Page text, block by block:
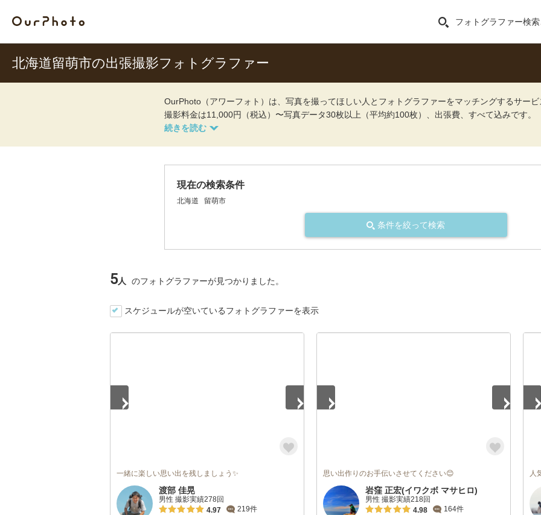
フォトグラファー検索
北海道留萌市の出張撮影フォトグラファー
OurPhoto（アワーフォト）は、写真を撮ってほしい人とフォトグラファーをマッチングするサービ
撮影料金は11,000円（税込）〜写真データ30枚以上（平均約100枚）、出張費、すべて込みです。
現在の検索条件
北海道 留萌市
条件を絞って検索
5人 のフォトグラファーが見つかりました。
スケジュールが空いているフォトグラファーを表示
一緒に楽しい思い出を残しましょう✨
渡部 佳晃
男性 撮影実績278回
4.97
219件
思い出作りのお手伝いさせてください😊
岩窪 正宏(イワクボ マサヒロ)
男性 撮影実績218回
4.98
164件
人